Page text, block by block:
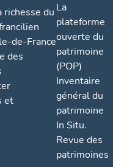
richesse du
de-France
des
et
La
plateforme
ouverte du
patrimoine
(POP)
Inventaire
général du
patrimoine
In Situ.
Revue des
patrimoines